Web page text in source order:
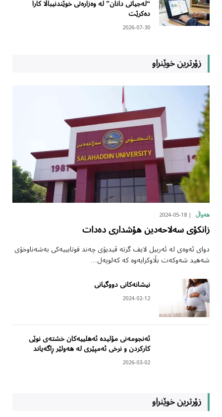
“لەجیاتی دانان” لە وەزارەتی خوێندنیباڵا کارا
دەکرێت
2026-07-30
زۆرترین خوێنراو
هەواڵ 2024-05-18
زانکۆی سەلاحەدین هۆشداری دەدات
دوای ئەوەی لە ئەربیل لایف گرتە ڤیدیۆی چەند قوتابییەکی بەشەناوخۆی
شەهید شەوکەت بڵاوکرایەوە کە کەلوپەل…
نیشانەکانی دووگیانی
2024-02-12
ئەنجومەنی مۆلیدە ئەهلییەکان خشتەی نوێی
کارکردن و نرخی ئەمپێری لە هەولێر ڕاگەیاند
2026-03-02
زۆرترین خوێنراو